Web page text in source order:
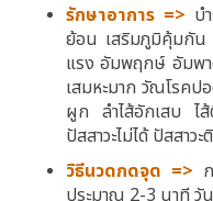
รักษาอาการ => บ
ย้อน เสริมภูมิคุ้มกัน
แรง อัมพฤกษ์ อัมพ
เสมหะมาก วัณโรค
ผูก ลำไส้อักเสบ
ปัสสาวะไม่ได้ ปัสสาว
วิธีนวดกดจุด =>
ประมาณ 2-3 นาที วั